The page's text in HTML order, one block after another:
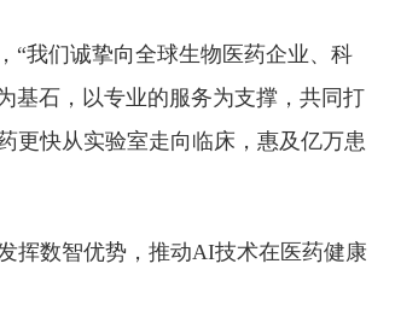
“我们诚挚向全球生物医药企业、科
基石，以专业的服务为支撑，共同打
更快从实验室走向临床，惠及亿万患
挥数智优势，推动AI技术在医药健康